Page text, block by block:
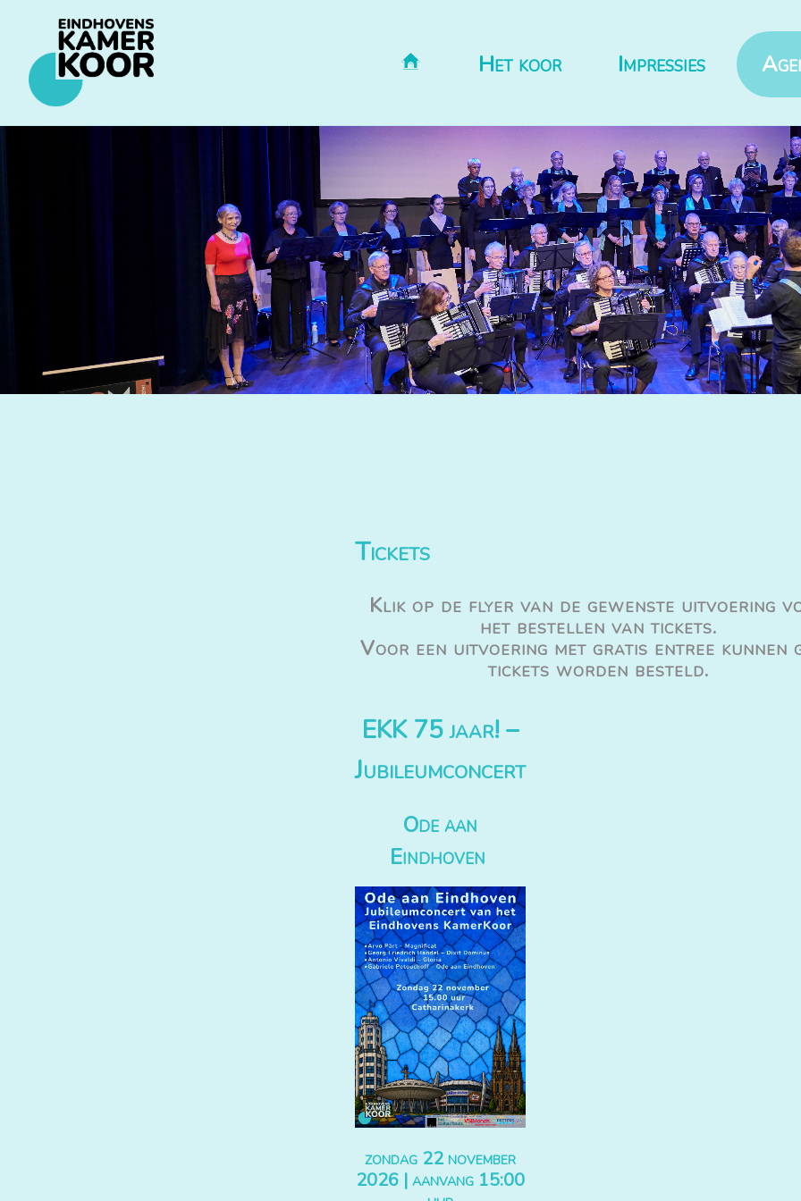
Het koor Impressies
Tickets
Klik op de flyer van de gewenste uitvoering
het bestellen van tickets.
Voor een uitvoering met gratis entree kunnen
tickets worden besteld.
EKK 75 jaar! –
Jubileumconcert
Ode aan
Eindhoven
zondag 22 november
2026 | aanvang 15:00